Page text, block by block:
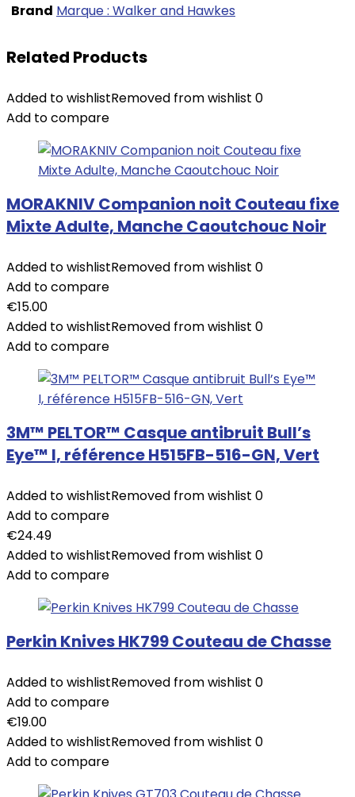
Brand Marque : Walker and Hawkes
Related Products
Added to wishlistRemoved from wishlist 0
Add to compare
MORAKNIV Companion noit Couteau fixe
Mixte Adulte, Manche Caoutchouc Noir
Added to wishlistRemoved from wishlist 0
Add to compare
€15.00
Added to wishlistRemoved from wishlist 0
Add to compare
3M™ PELTOR™ Casque antibruit Bull’s
Eye™ I, référence H515FB-516-GN, Vert
Added to wishlistRemoved from wishlist 0
Add to compare
€24.49
Added to wishlistRemoved from wishlist 0
Add to compare
Perkin Knives HK799 Couteau de Chasse
Added to wishlistRemoved from wishlist 0
Add to compare
€19.00
Added to wishlistRemoved from wishlist 0
Add to compare